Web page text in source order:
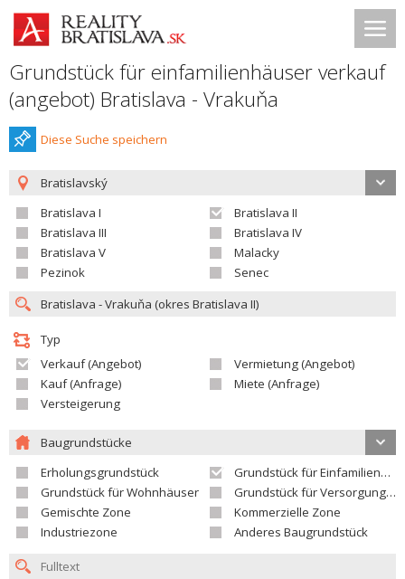
Grundstück für einfamilienhäuser verkauf
(angebot) Bratislava - Vrakuňa
Diese Suche speichern
Bratislavský
Bratislava I
Bratislava II
Bratislava III
Bratislava IV
Bratislava V
Malacky
Pezinok
Senec
Typ
Verkauf (Angebot)
Vermietung (Angebot)
Kauf (Anfrage)
Miete (Anfrage)
Versteigerung
Baugrundstücke
Erholungsgrundstück
Grundstück für Einfamilienhäuser
Grundstück für Wohnhäuser
Grundstück für Versorgungseinrichtungen
Gemischte Zone
Kommerzielle Zone
Industriezone
Anderes Baugrundstück